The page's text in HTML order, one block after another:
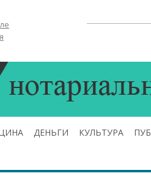
ДЕНЬГИ КУЛЬТУРА